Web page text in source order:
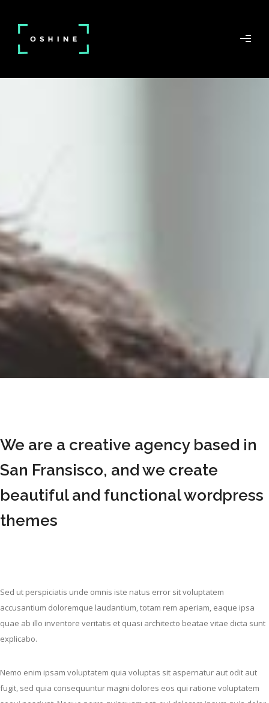
We are a creative agency based in
San Fransisco, and we create
beautiful and functional wordpress
themes
Sed ut perspiciatis unde omnis iste natus error sit voluptatem
accusantium doloremque laudantium, totam rem aperiam, eaque ipsa
quae ab illo inventore veritatis et quasi architecto beatae vitae dicta sunt
explicabo.
Nemo enim ipsam voluptatem quia voluptas sit aspernatur aut odit aut
fugit, sed quia consequuntur magni dolores eos qui ratione voluptatem